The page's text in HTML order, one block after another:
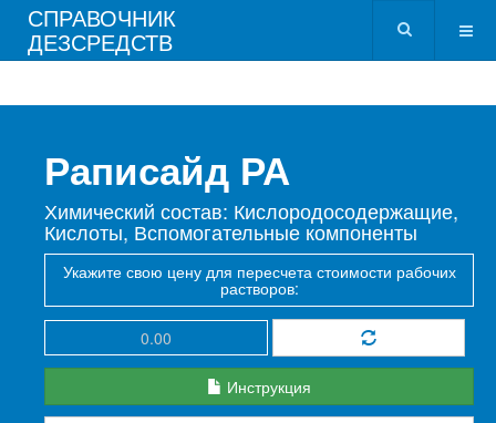
СПРАВОЧНИК
ДЕЗСРЕДСТВ
Раписайд РА
Химический состав: Кислородосодержащие,
Кислоты, Вспомогательные компоненты
Укажите свою цену для пересчета стоимости рабочих
растворов:
Инструкция